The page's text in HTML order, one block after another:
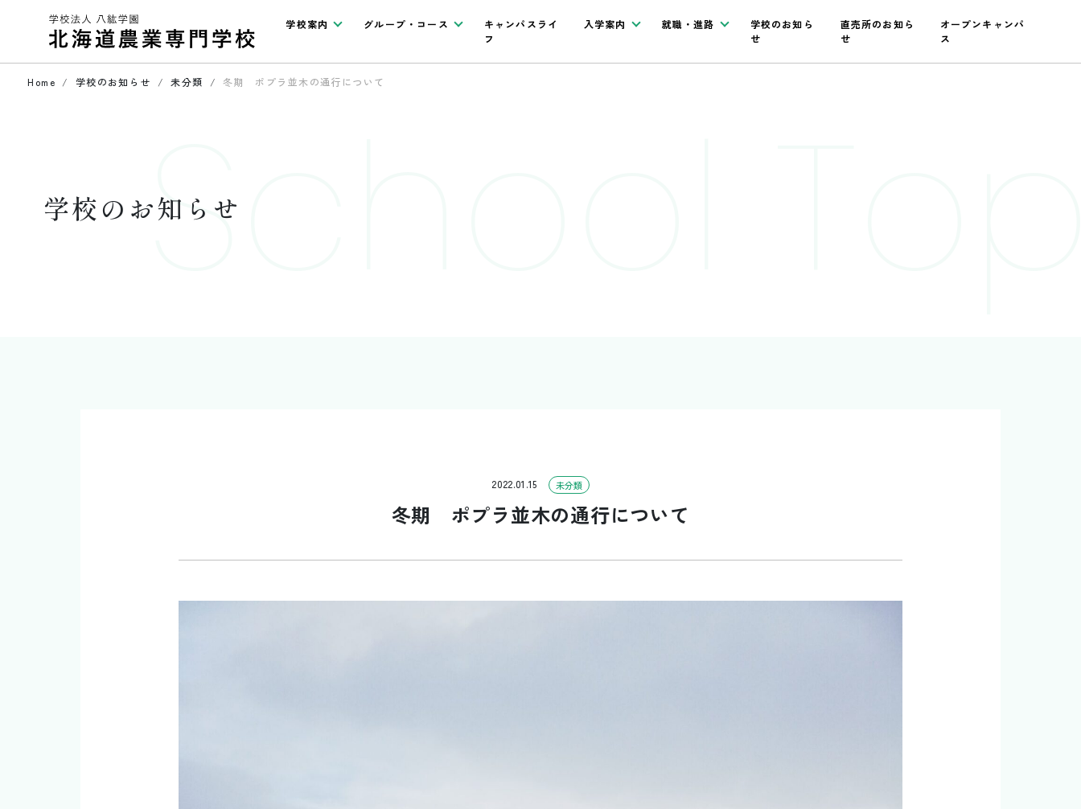
学校案内 グループ・コース
キャンパスライ
フ
入学案内 就職・進路
学校のお知ら
せ
直売所のお知ら
せ
オープンキャンパ
ス
Home 学校のお知らせ 未分類 冬期 ポプラ並木の通行について
学校のお知らせSchool
2022.01.15 未分類
冬期 ポプラ並木の通行について